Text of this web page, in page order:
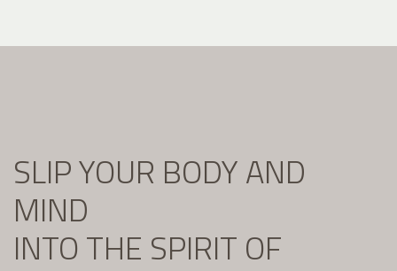
SLIP YOUR BODY AND
MIND
INTO THE SPIRIT OF